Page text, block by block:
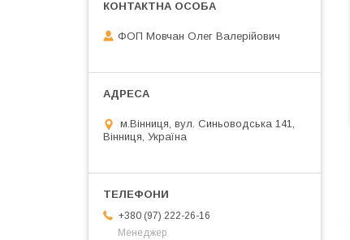
ФОП Мовчан Олег Валерійович
м.Вінниця, вул. Синьоводська 141,
Вінниця, Україна
+380 (97) 222-26-16
Менеджер